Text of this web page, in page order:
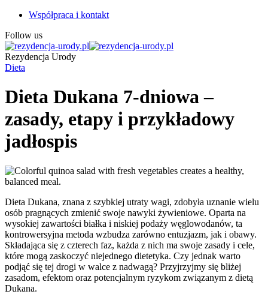
Współpraca i kontakt
Follow us
Rezydencja Urody
Dieta
Dieta Dukana 7-dniowa –
zasady, etapy i przykładowy
jadłospis
Dieta Dukana, znana z szybkiej utraty wagi, zdobyła uznanie wielu
osób pragnących zmienić swoje nawyki żywieniowe. Oparta na
wysokiej zawartości białka i niskiej podaży węglowodanów, ta
kontrowersyjna metoda wzbudza zarówno entuzjazm, jak i obawy.
Składająca się z czterech faz, każda z nich ma swoje zasady i cele,
które mogą zaskoczyć niejednego dietetyka. Czy jednak warto
podjąć się tej drogi w walce z nadwagą? Przyjrzyjmy się bliżej
zasadom, efektom oraz potencjalnym ryzykom związanym z dietą
Dukana.